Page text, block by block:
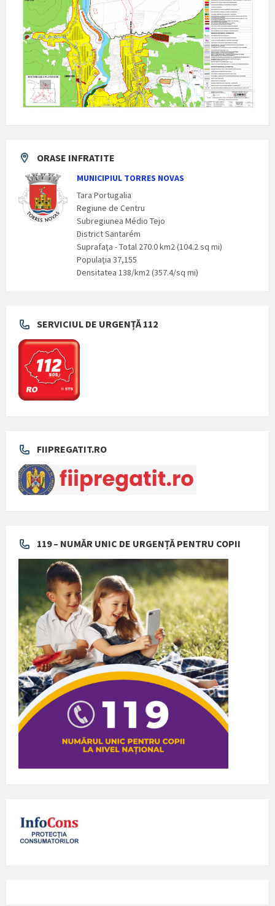
ORASE INFRATITE
MUNICIPIUL TORRES NOVAS
Tara Portugalia
Regiune de Centru
Subregiunea Médio Tejo
District Santarém
Suprafaţa - Total 270.0 km2 (104.2 sq mi)
Populaţia 37,155
Densitatea 138/km2 (357.4/sq mi)
SERVICIUL DE URGENȚĂ 112
FIIPREGATIT.RO
119 – NUMĂR UNIC DE URGENȚĂ PENTRU COPII